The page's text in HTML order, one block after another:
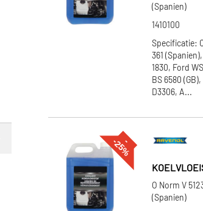
(Spanien)
1410100
Specificatie:
361
1830, Ford
BS 6580
D3306, A...
--
2
5
%
O Norm V
(Spanien)